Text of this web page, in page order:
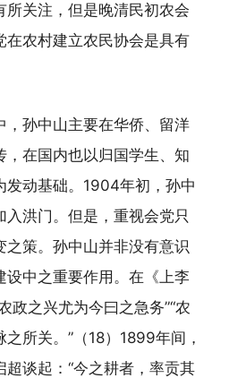
所关注，但是晚清民初农会
在农村建立农民协会是具有
，孙中山主要在华侨、留洋
，在国内也以归国学生、知
发动基础。1904年初，孙中
洪门。但是，重视会党只
之策。孙中山并非没有意识
设中之重要作用。在《上李
政之兴尤为今曰之急务”“农
所关。”（18）1899年间，
谈起：“今之耕者，率贡其